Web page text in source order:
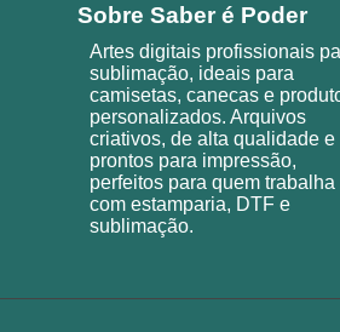
Sobre Saber é Poder
Artes digitais profissionais
sublimação, ideais para
camisetas, canecas e
personalizados. Arquivos
criativos, de alta qualidade e
prontos para impressão,
perfeitos para quem trabalha
com estamparia, DTF e
sublimação.